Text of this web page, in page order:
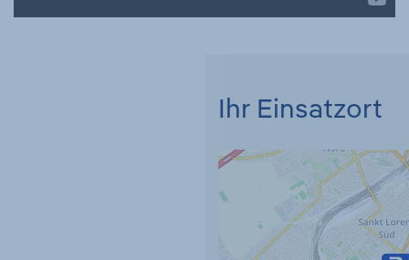
Ihr Einsatzort